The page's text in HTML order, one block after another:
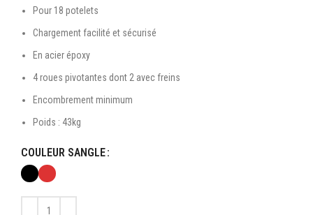
Pour 18 potelets
Chargement facilité et sécurisé
En acier époxy
4 roues pivotantes dont 2 avec freins
Encombrement minimum
Poids : 43kg
COULEUR SANGLE